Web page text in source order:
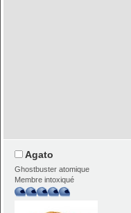
Agato
Ghostbuster atomique
Membre intoxiqué